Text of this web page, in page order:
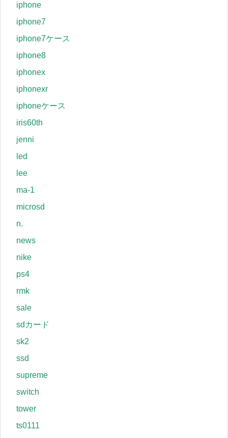
iphone
iphone7
iphone7ケース
iphone8
iphonex
iphonexr
iphoneケース
iris60th
jenni
led
lee
ma-1
microsd
n.
news
nike
ps4
rmk
sale
sdカード
sk2
ssd
supreme
switch
tower
ts0111